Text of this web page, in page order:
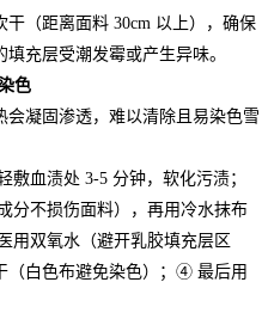
（距离面料 30cm 以上），确保
充层受潮发霉或产生异味。
色
会凝固渗透，难以清除且易染色雪
血渍处 3-5 分钟，软化污渍；
分不损伤面料），再用冷水抹布
用双氧水（避开乳胶填充层区
（白色布避免染色）；④ 最后用